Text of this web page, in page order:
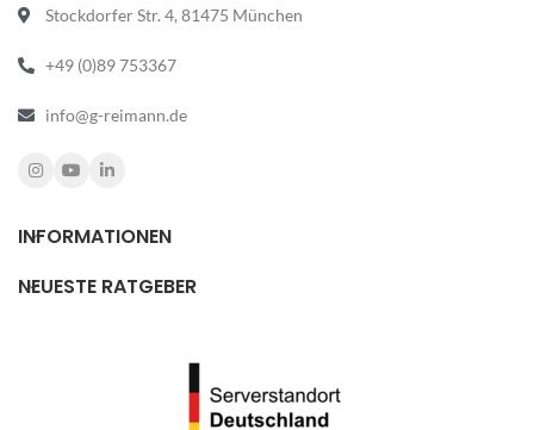
Stockdorfer Str. 4, 81475 München
+49 (0)89 753367
info@g-reimann.de
INFORMATIONEN
NEUESTE RATGEBER